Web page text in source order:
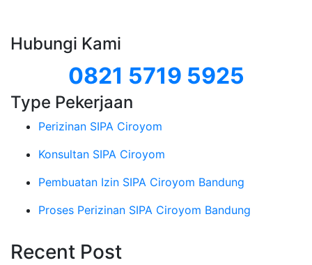
Hubungi Kami
0821 5719 5925
Type Pekerjaan
Perizinan SIPA Ciroyom
Konsultan SIPA Ciroyom
Pembuatan Izin SIPA Ciroyom Bandung
Proses Perizinan SIPA Ciroyom Bandung
Recent Post